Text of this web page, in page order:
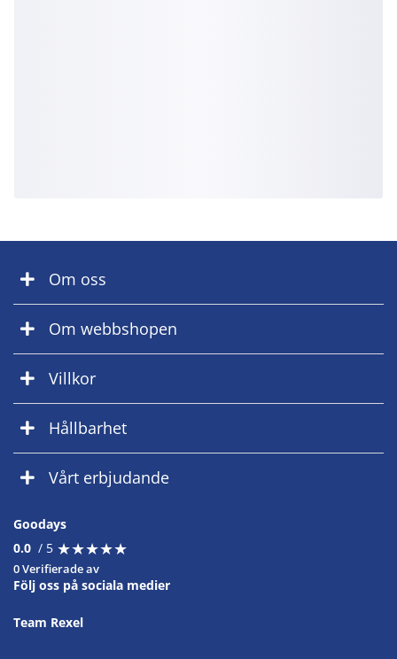
Om oss
Om webbshopen
Villkor
Hållbarhet
Vårt erbjudande
Goodays
0.0 / 5 ★★★★★
★★★★★
0 Verifierade av
Följ oss på sociala medier
Team Rexel